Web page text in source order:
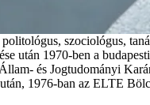
szociológus,
után 1970-ben a
és Jogtudományi
1976-ban az ELTE